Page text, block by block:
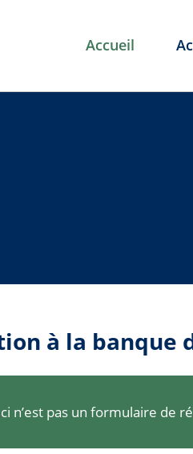
Accueil
à la banque
n’est pas un formulaire de